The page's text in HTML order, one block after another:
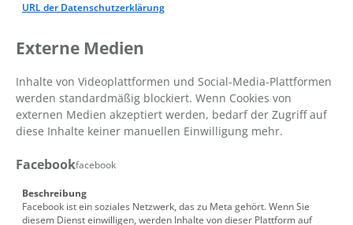
URL der Datenschutzerklärung
Externe Medien
Inhalte von Videoplattformen und Social-Media-Plattformen
werden standardmäßig blockiert. Wenn Cookies von
externen Medien akzeptiert werden, bedarf der Zugriff auf
diese Inhalte keiner manuellen Einwilligung mehr.
Facebookfacebook
Beschreibung
Facebook ist ein soziales Netzwerk, das zu Meta gehört. Wenn Sie
diesem Dienst einwilligen, werden Inhalte von dieser Plattform auf